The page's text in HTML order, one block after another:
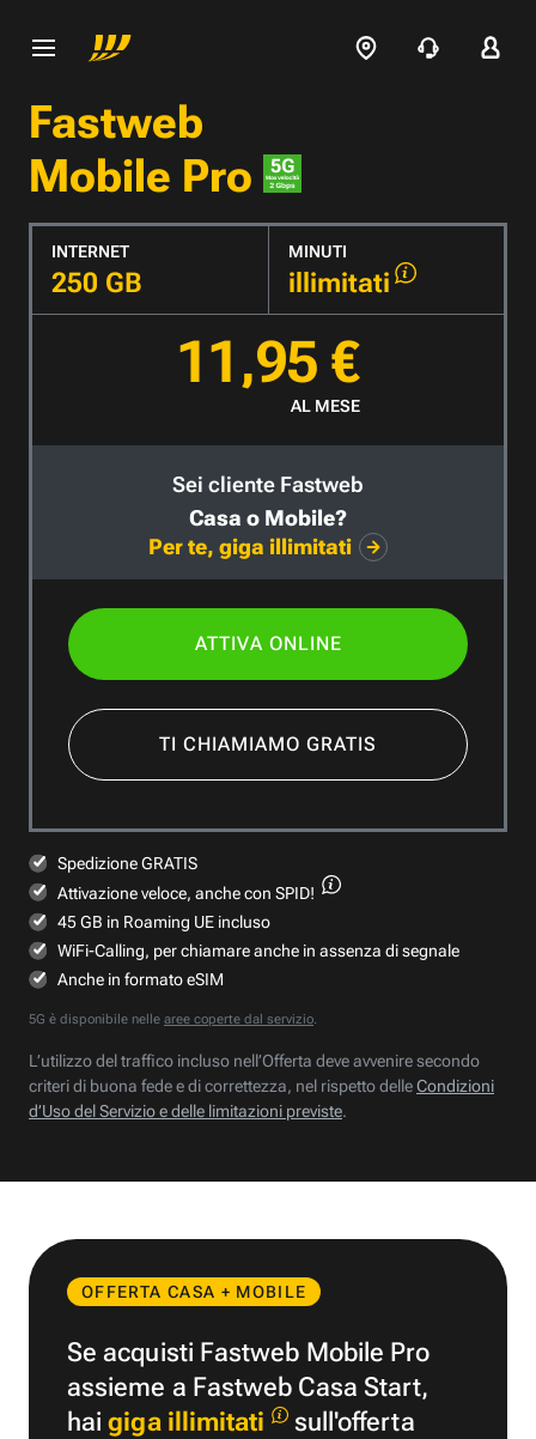
Fastweb
Mobile Pro
INTERNET
250 GB
MINUTI
illimitati
11,95 €
AL MESE
Sei cliente Fastweb
Casa o Mobile?
Per te, giga illimitati
ATTIVA ONLINE
TI CHIAMIAMO GRATIS
Spedizione GRATIS
Attivazione veloce, anche con SPID!
45 GB in Roaming UE incluso
WiFi-Calling, per chiamare anche in assenza di segnale
Anche in formato eSIM
5G è disponibile nelle aree coperte dal servizio.
L’utilizzo del traffico incluso nell’Offerta deve avvenire secondo
criteri di buona fede e di correttezza, nel rispetto delleCondizioni
d’Uso del Servizio e delle limitazioni previste.
OFFERTA CASA + MOBILE
Se acquisti Fastweb Mobile Pro
assieme a Fastweb Casa Start,
haigiga illimitati
sull'offerta